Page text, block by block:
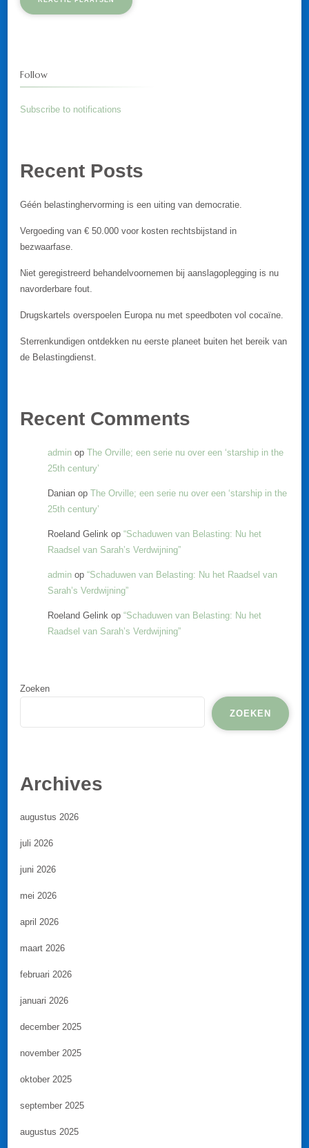
Follow
Subscribe to notifications
Recent Posts
Géén belastinghervorming is een uiting van democratie.
Vergoeding van € 50.000 voor kosten rechtsbijstand in
bezwaarfase.
Niet geregistreerd behandelvoornemen bij aanslagoplegging is nu
navorderbare fout.
Drugskartels overspoelen Europa nu met speedboten vol cocaïne.
Sterrenkundigen ontdekken nu eerste planeet buiten het bereik van
de Belastingdienst.
Recent Comments
admin op The Orville; een serie nu over een ‘starship in the
25th century’
Danian op The Orville; een serie nu over een ‘starship in the
25th century’
Roeland Gelink op “Schaduwen van Belasting: Nu het
Raadsel van Sarah’s Verdwijning”
admin op “Schaduwen van Belasting: Nu het Raadsel van
Sarah’s Verdwijning”
Roeland Gelink op “Schaduwen van Belasting: Nu het
Raadsel van Sarah’s Verdwijning”
Zoeken
ZOEKEN
Archives
augustus 2026
juli 2026
juni 2026
mei 2026
april 2026
maart 2026
februari 2026
januari 2026
december 2025
november 2025
oktober 2025
september 2025
augustus 2025